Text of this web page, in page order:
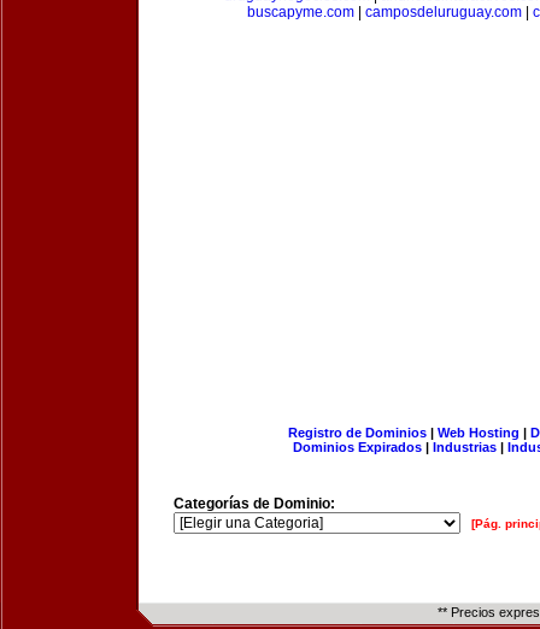
buscapyme.com
camposdeluruguay.com
Registro de Dominios| Web Hosting |
Dominios Expirados | Industrias |
Categorías de Dominio:
[Pág.
** Precios